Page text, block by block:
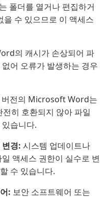
폴더를 열거나 편집하거
을 수 있으므로 이 액세스
의 캐시가 손상되어 파
어 오류가 발생하는 경우
버전의 Microsoft Word는
히 호환되지 않아 파일
습니다.
경: 시스템 업데이트나
액세스 권한이 실수로 변
수 있습니다.
: 보안 소프트웨어 또는